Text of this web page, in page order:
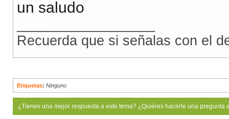
un saludo
Recuerda que si señalas con el
Etiquetas: Ninguno
¿Tienes una mejor respuesta a este tema? ¿Quiéres hacerle una